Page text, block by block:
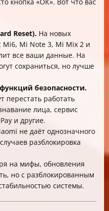
Reset). На новых
Mi6, Mi Note 3, Mi Mix 2 и
все ваши данные. На
сохраниться, но лучше
безопасности.
перестать работать
лица, сервис
и другие.
не даёт однозначного
разблокировка
на мифы, обновления
но с разблокированным
системы.